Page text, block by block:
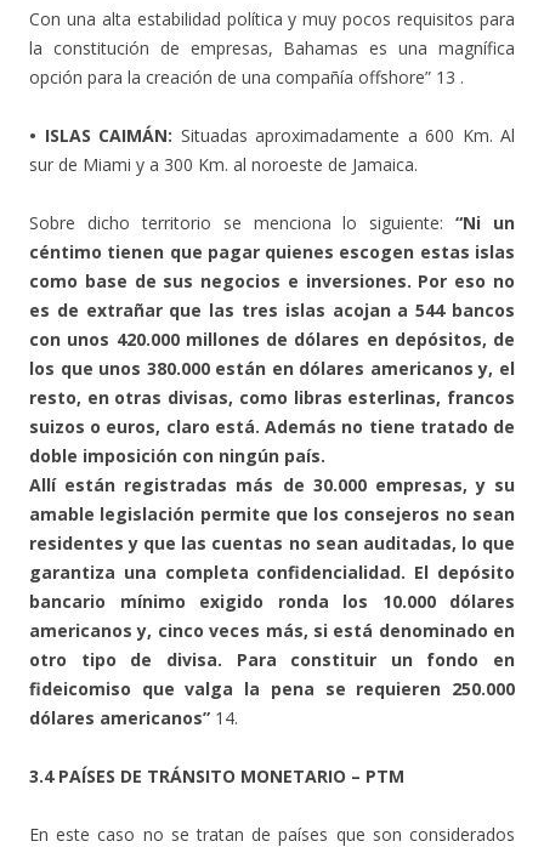
Con una alta estabilidad política y muy pocos requisitos para
la constitución de empresas, Bahamas es una magnífica
opción para la creación de una compañía offshore” 13 .
• ISLAS CAIMÁN: Situadas aproximadamente a 600 Km. Al
sur de Miami y a 300 Km. al noroeste de Jamaica.
Sobre dicho territorio se menciona lo siguiente:“Ni un
céntimo tienen que pagar quienes escogen estas islas
como base de sus negocios e inversiones. Por eso no
es de extrañar que las tres islas acojan a 544 bancos
con unos 420.000 millones de dólares en depósitos, de
los que unos 380.000 están en dólares americanos y, el
resto, en otras divisas, como libras esterlinas, francos
suizos o euros, claro está. Además no tiene tratado de
doble imposición con ningún país.
Allí están registradas más de 30.000 empresas, y su
amable legislación permite que los consejeros no sean
residentes y que las cuentas no sean auditadas, lo que
garantiza una completa confidencialidad. El depósito
bancario mínimo exigido ronda los 10.000 dólares
americanos y, cinco veces más, si está denominado en
otro tipo de divisa. Para constituir un fondo en
fideicomiso que valga la pena se requieren 250.000
dólares americanos” 14.
3.4 PAÍSES DE TRÁNSITO MONETARIO – PTM
En este caso no se tratan de países que son considerados